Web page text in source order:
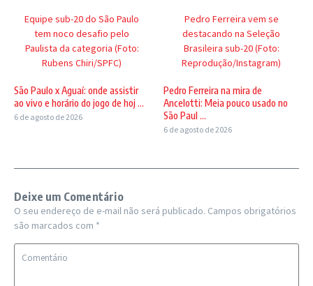
Equipe sub-20 do São Paulo
tem noco desafio pelo
Paulista da categoria (Foto:
Rubens Chiri/SPFC)
São Paulo x Aguaí: onde assistir
ao vivo e horário do jogo de hoj ...
6 de agosto de 2026
Pedro Ferreira vem se
destacando na Seleção
Brasileira sub-20 (Foto:
Reprodução/Instagram)
Pedro Ferreira na mira de
Ancelotti: Meia pouco usado no
São Paul ...
6 de agosto de 2026
Deixe um Comentário
O seu endereço de e-mail não será publicado. Campos obrigatórios
são marcados com *